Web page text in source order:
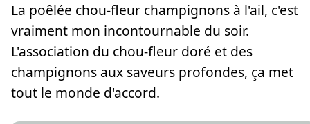
La poêlée chou-fleur champignons à l'ail, c'est
vraiment mon incontournable du soir.
L'association du chou-fleur doré et des
champignons aux saveurs profondes, ça met
tout le monde d'accord.